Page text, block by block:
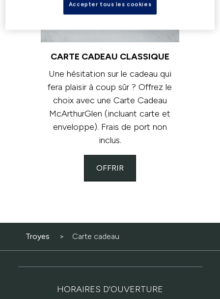
CARTE CADEAU CLASSIQUE
Une hésitation sur le cadeau qui
fera plaisir à coup sûr ? Offrez le
choix avec une Carte Cadeau
McArthurGlen (incluant carte et
enveloppe). Frais de port non
inclus.
OFFRIR
Troyes Carte cadeau
HORAIRES D'OUVERTURE
Accepter tous les cookies